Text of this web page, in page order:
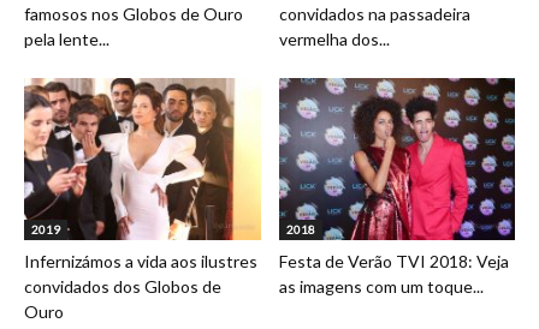
famosos nos Globos de Ouro
pela lente...
convidados na passadeira
vermelha dos...
2019
Infernizámos a vida aos ilustres
convidados dos Globos de
Ouro
2018
Festa de Verão TVI 2018: Veja
as imagens com um toque...